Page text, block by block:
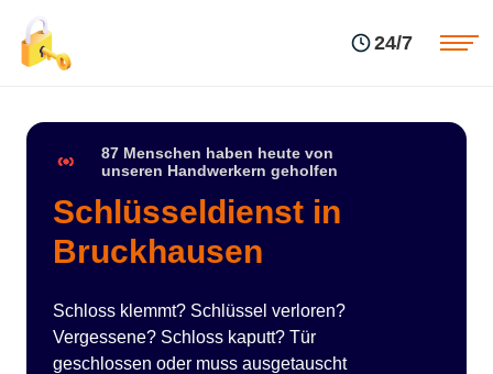
24/7
87 Menschen haben heute von
unseren Handwerkern geholfen
Schlüsseldienst in
Bruckhausen
Schloss klemmt? Schlüssel verloren?
Vergessene? Schloss kaputt? Tür
geschlossen oder muss ausgetauscht